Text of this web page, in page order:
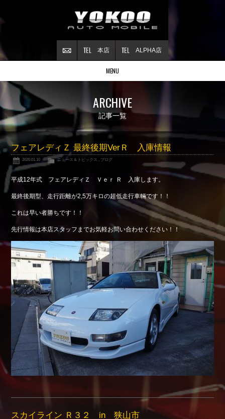
ALPHA店
本店
MENU
Stock list
Contract
ご成約情報
About NSX
NSXについて
Reflesh Plan
整備・修理・
Trade in
買取査定
Blog
Shop info.
店舗紹介
Company
ARCHIVE
記事一覧
フェアレディＺ 最終後期VerＲ 入庫情報
2020.01.10 ニュース＆トピックス , ブログ
平成12年式 フェアレディＺ Ｖｅｒ Ｒ 入庫します。
最終後期型、走行距離が2,5万キロの超低走行車輛です！！
これは早い者勝ちです！！
先行情報は本店スタッフまでお気軽お問い合わせください！！
スカイライン Ｒ３２ in 狭山市